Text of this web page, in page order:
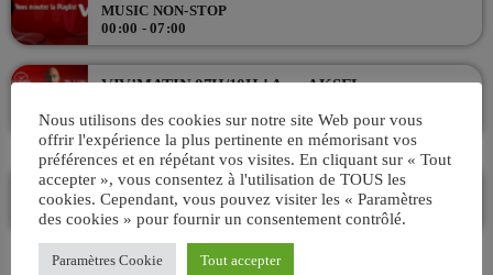
MUSIC NON-STOP
00:00 - 07:00
VIV’MATIN 07H/10H ! Avec AKSEL
07:00 - 10:00
La playlist VIV’FM
MUSIC NON-STOP
10:00 - 13:00
Nous utilisons des cookies sur notre site Web pour vous
offrir l'expérience la plus pertinente en mémorisant vos
préférences et en répétant vos visites. En cliquant sur « Tout
accepter », vous consentez à l'utilisation de TOUS les
cookies. Cependant, vous pouvez visiter les « Paramètres
des cookies » pour fournir un consentement contrôlé.
Paramètres Cookie Tout accepter